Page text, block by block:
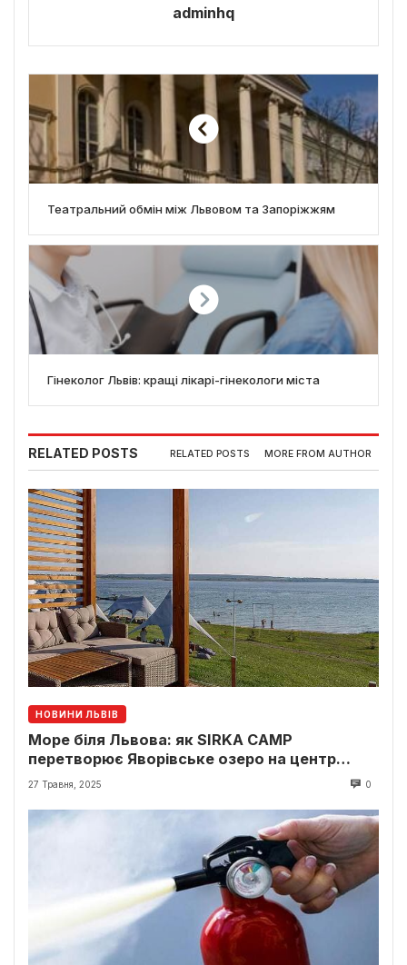
adminhq
Театральний обмін між Львовом та Запоріжжям
Гінеколог Львів: кращі лікарі-гінекологи міста
RELATED POSTS RELATED POSTS MORE FROM AUTHOR
НОВИНИ ЛЬВІВ
Море біля Львова: як SIRKA CAMP
перетворює Яворівське озеро на центр
відпочинку
27 Травня, 2025 0